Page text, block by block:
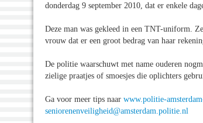
donderdag 9 september 2010, dat er enkele
Deze man was gekleed in een TNT-uniform.
vrouw dat er een groot bedrag van haar
De politie waarschuwt met name ouderen
zielige praatjes of smoesjes die oplichters
Ga voor meer tips naar www.politie-
seniorenenveiligheid@amsterdam.politie.nl